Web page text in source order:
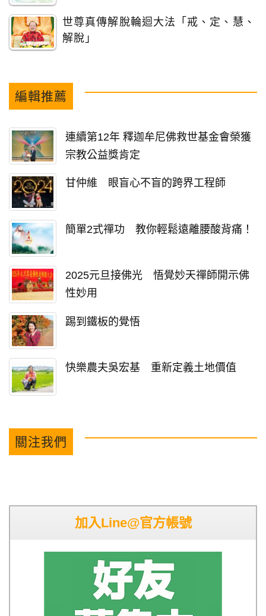
世尊真傳解脫輪迴大法「戒、定、慧、
解脫」
編輯推薦
連續第12年 釋迦牟尼佛救世基金會榮獲
宗教公益獎肯定
甘仲維 眼盲心不盲的跨界工程師
簡單2式禪功 教你輕鬆遠離腰酸背痛！
2025元旦接佛光 悟覺妙天禪師開示佛
性妙用
踢到鐵板的覺悟
快樂農夫吳宏基 重新定義土地價值
關注我們
加入Line@官方帳號